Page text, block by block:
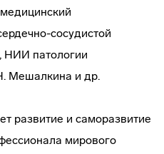
сосудистой
НИИ патологии
Мешалкина и др.
развитие и саморазвитие
мирового